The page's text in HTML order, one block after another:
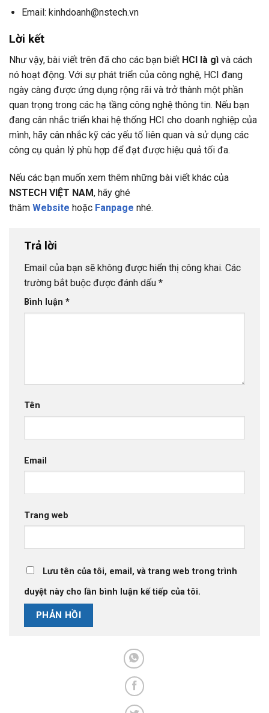
Email: kinhdoanh@nstech.vn
Lời kết
Như vậy, bài viết trên đã cho các bạn biết HCI là gì và cách
nó hoạt động. Với sự phát triển của công nghệ, HCI đang
ngày càng được ứng dụng rộng rãi và trở thành một phần
quan trọng trong các hạ tầng công nghệ thông tin. Nếu bạn
đang cân nhắc triển khai hệ thống HCI cho doanh nghiệp của
mình, hãy cân nhắc kỹ các yếu tố liên quan và sử dụng các
công cụ quản lý phù hợp để đạt được hiệu quả tối đa.
Nếu các bạn muốn xem thêm những bài viết khác của
NSTECH VIỆT NAM, hãy ghé
thăm Website hoặc Fanpage nhé.
Trả lời
Email của bạn sẽ không được hiển thị công khai. Các
trường bắt buộc được đánh dấu *
Bình luận *
Tên
Email
Trang web
Lưu tên của tôi, email, và trang web trong trình
duyệt này cho lần bình luận kế tiếp của tôi.